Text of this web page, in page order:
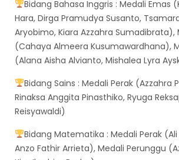
Bidang Bahasa Inggris : Medali Emas
Hara, Dirga Pramudya Susanto,
Aryobimo, Kiara Azzahra Sumadibrata),
(Cahaya Almeera Kusumawardhana),
(Alana Aisha Alvianto, Mishalea Lyra
Bidang Sains : Medali Perak (Azzahra
Rinaksa Anggita Pinasthiko, Ryuga
Reisyawaldi)
Bidang Matematika : Medali Perak (Ali
Anzo Fathir Arrieta), Medali Perunggu